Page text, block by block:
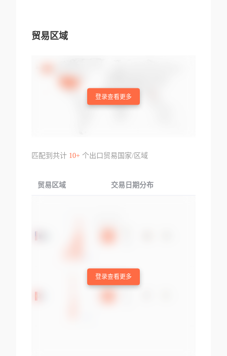
贸易区域
登录查看更多
匹配到共计 10+个出口贸易国家/区域
贸易区域 交易日期分布
登录查看更多